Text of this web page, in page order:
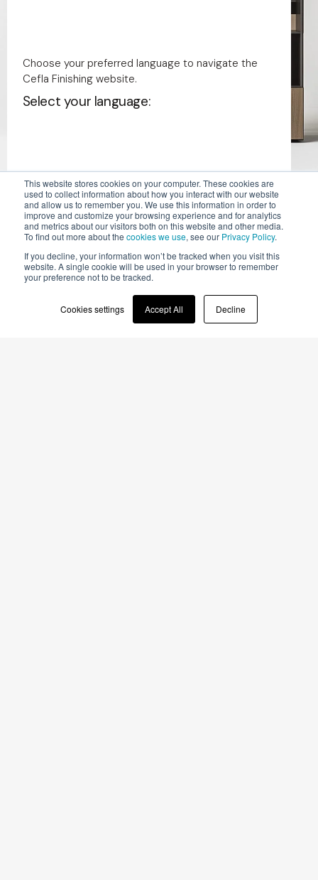
This website stores cookies on your computer. These cookies are
used to collect information about how you interact with our website
and allow us to remember you. We use this information in order to
improve and customize your browsing experience and for analytics
and metrics about our visitors both on this website and other media.
To find out more about the cookies we use, see our Privacy Policy.
If you decline, your information won’t be tracked when you visit this
website. A single cookie will be used in your browser to remember
your preference not to be tracked.
Cookies settings Accept All Decline
Choose your preferred language to navigate the
Cefla Finishing website.
Select your language:
English - US
English